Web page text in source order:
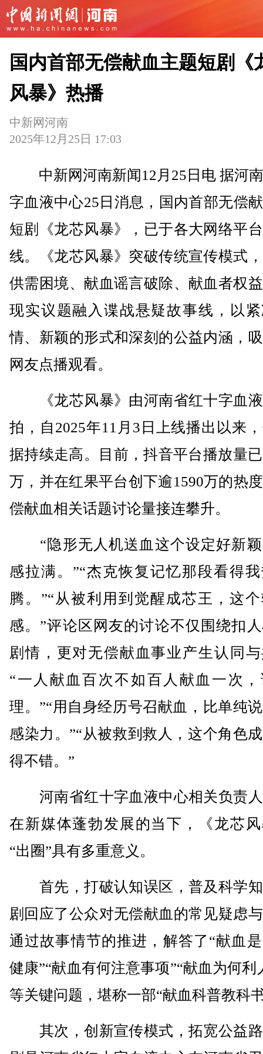
国内首部无偿献血主题短剧《
风暴》热播
中新网河南
2025年12月25日 17:03
中新网河南新闻12月25日电 据河
字血液中心25日消息，国内首部无偿
短剧《龙芯风暴》，已于各大网络平
线。《龙芯风暴》突破传统宣传模式
供需困境、献血谣言破除、献血者权
现实议题融入谍战悬疑故事线，以
情、新颖的形式和深刻的公益内涵，
网友点播观看。
《龙芯风暴》由河南省红十字血
拍，自2025年11月3日上线播出以来
据持续走高。目前，抖音平台播放量
万，并在红果平台创下逾1590万的热
偿献血相关话题讨论量接连攀升。
“隐形无人机送血这个设定好新颖
感拉满。”“杰克恢复记忆那段看得
腾。”“从被利用到觉醒成芯王，这
感。”评论区网友的讨论不仅围绕扣
剧情，更对无偿献血事业产生认同
“一人献血百次不如百人献血一次
理。”“用自身经历号召献血，比单纯
感染力。”“从被救到救人，这个角色
得不错。”
河南省红十字血液中心相关负责
在新媒体蓬勃发展的当下，《龙芯
“出圈”具有多重意义。
首先，打破认知误区，普及科学
剧回应了公众对无偿献血的常见疑虑
通过故事情节的推进，解答了“献血
健康”“献血有何注意事项”“献血为何利
等关键问题，堪称一部“献血科普教科
其次，创新宣传模式，拓宽公益